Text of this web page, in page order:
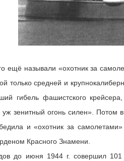
ещё называли «охотник за
только средней и
гибель фашистского
зенитный огонь силен». Потом
и «охотник за
Красного Знамени.
до июня 1944 г. совершил